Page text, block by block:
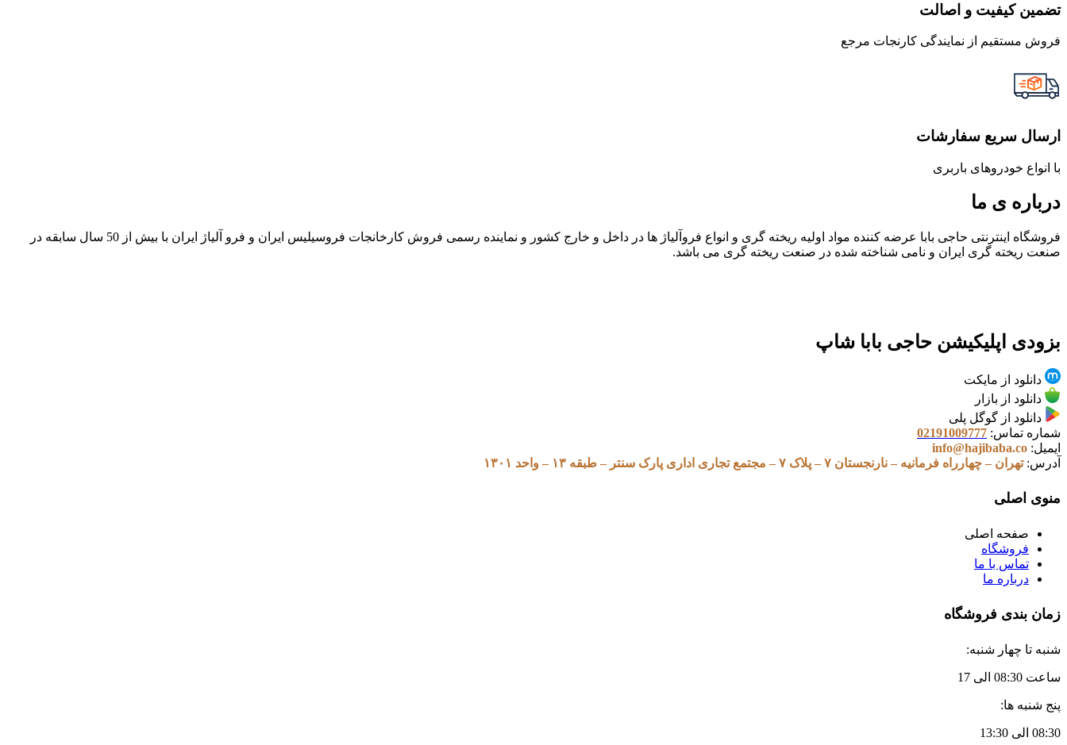
تضمین کیفیت و اصالت
فروش مستقیم از نمایندگی کارنجات مرجع
ارسال سریع سفارشات
با انواع خودروهای باربری
درباره ی ما
فروشگاه اینترنتی حاجی بابا عرضه کننده مواد اولیه ریخته گری و انواع فروآلیاژ ها در داخل و خارج کشور و نماینده رسمی فروش کارخانجات فروسیلیس ایران و فرو آلیاژ ایران با بیش از 50 سال سابقه در
صنعت ریخته گری ایران و نامی شناخته شده در صنعت ریخته گری می باشد.
بزودی اپلیکیشن حاجی بابا شاپ
دانلود از مایکت
دانلود از بازار
دانلود از گوگل پلی
شماره تماس: 02191009777
ایمیل: info@hajibaba.co
آدرس:تهران – چهارراه فرمانیه – نارنجستان ۷ – پلاک ۷ – مجتمع تجاری اداری پارک سنتر – طبقه ۱۳ – واحد ۱۳۰۱
منوی اصلی
صفحه اصلی
فروشگاه
تماس با ما
درباره ما
زمان بندی فروشگاه
شنبه تا چهار شنبه:
ساعت 08:30 الی 17
پنج شنبه ها:
08:30 الی 13:30